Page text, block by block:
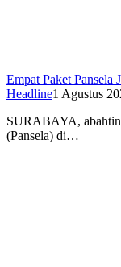
Empat Paket Pansela
Headline1 Agustus
SURABAYA,
(Pansela) di…